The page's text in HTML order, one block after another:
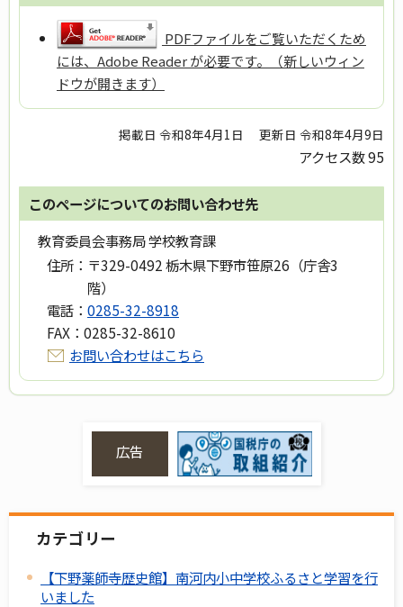
PDFファイルをご覧いただくため
には、Adobe Reader が必要です。（新しいウィン
ドウが開きます）
掲載日 令和8年4月1日 更新日 令和8年4月9日
アクセス数95
このページについてのお問い合わせ先
教育委員会事務局 学校教育課
住所： 〒329-0492 栃木県下野市笹原26（庁舎3
階）
電話： 0285-32-8918
FAX： 0285-32-8610
お問い合わせはこちら
広告
カテゴリー
【下野薬師寺歴史館】南河内小中学校ふるさと学習を行
いました